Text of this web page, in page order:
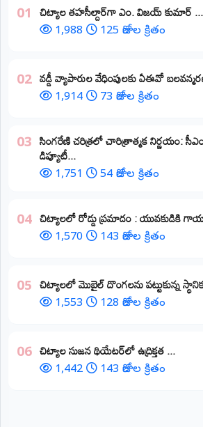
01 ​చిట్యాల తహసీల్దార్‌గా ఎం. విజయ్ కుమార్ ...
1,988 125 రోజుల క్రితం
02 వడ్డీ వ్యాపారుల వేధింపులకు ఏఈవో
1,914 73 రోజుల క్రితం
03 ​సింగరేణి చరిత్రలో చారిత్రాత్మక నిర్ణయం:
డిప్యూటీ...
1,751 54 రోజుల క్రితం
04 చిట్యాలలో రోడ్డు ప్రమాదం : యువకుడికి
1,570 143 రోజుల క్రితం
05 చిట్యాలలో మొబైల్ దొంగలను పట్టుకున్న
1,553 128 రోజుల క్రితం
06 చిట్యాల సుజన థియేటర్‌లో ఉద్రిక్తత ...
1,442 143 రోజుల క్రితం